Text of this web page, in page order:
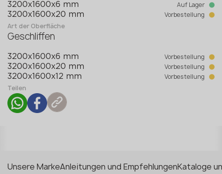
3200x1600x6 mm Auf Lager
3200x1600x20 mm
Vorbestellung
Art der Oberfläche
Geschliffen
3200x1600x6 mm Vorbestellung
3200x1600x20 mm Vorbestellung
3200x1600x12 mm
Vorbestellung
Teilen
Unsere MarkeAnleitungen und EmpfehlungenKataloge